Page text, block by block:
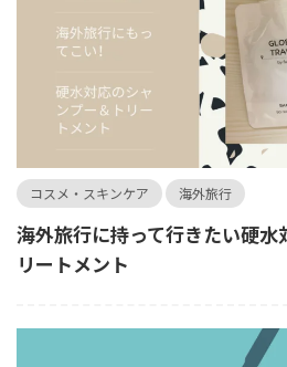
コスメ・スキンケア 海外旅行
海外旅行に持って行きたい硬水
リートメント